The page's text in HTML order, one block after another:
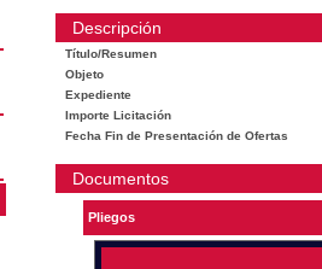
Descripción
Título/Resumen
Objeto
Expediente
Importe Licitación
Fecha Fin de Presentación de Ofertas
Documentos
Pliegos